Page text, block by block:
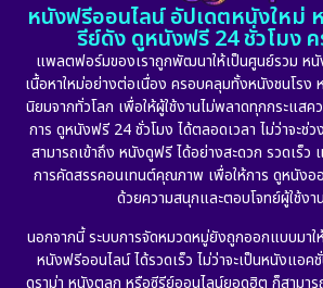
หนังฟรีออนไลน์ อัปเดตหนังใหม่
รีย์ดัง ดูหนังฟรี 24 ชั่วโมง
แพลตฟอร์มของเราถูกพัฒนาให้เป็นศูนย์รวม ห
เนื้อหาใหม่อย่างต่อเนื่อง ครอบคลุมทั้งหนังชนโรง
นิยมจากทั่วโลก เพื่อให้ผู้ใช้งานไม่พลาดทุกกระแส
การ ดูหนังฟรี 24 ชั่วโมง ได้ตลอดเวลา ไม่ว่าจะช่
สามารถเข้าถึง หนังดูฟรี ได้อย่างสะดวก รวดเร็
การคัดสรรคอนเทนต์คุณภาพ เพื่อให้การ ดูหนังอ
ด้วยความสนุกและตอบโจทย์ผู้ใช้ง
นอกจากนี้ ระบบการจัดหมวดหมู่ยังถูกออกแบบมาใ
หนังฟรีออนไลน์ ได้รวดเร็ว ไม่ว่าจะเป็นหนังแอ
ดราม่า หนังตลก หรือซีรีย์ออนไลน์ยอดฮิต ก็สามา